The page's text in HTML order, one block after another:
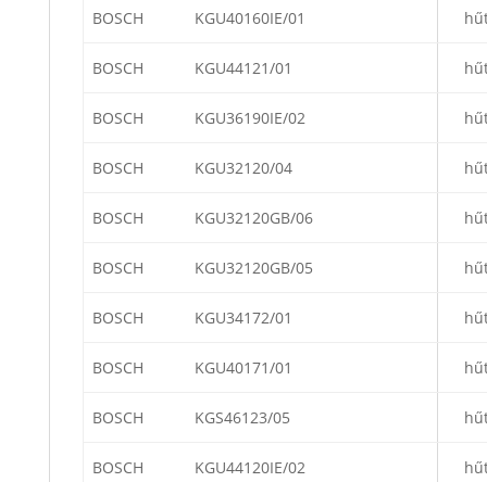
BOSCH KGU40160IE/01
BOSCH KGU44121/01
BOSCH KGU36190IE/02
BOSCH KGU32120/04
BOSCH KGU32120GB/06
BOSCH KGU32120GB/05
BOSCH KGU34172/01
BOSCH KGU40171/01
BOSCH KGS46123/05
BOSCH KGU44120IE/02